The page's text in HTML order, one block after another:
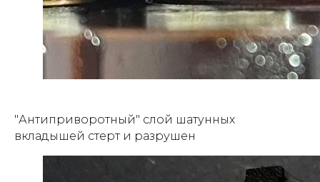
"Антиприворотный" слой шатунных
вкладышей стерт и разрушен